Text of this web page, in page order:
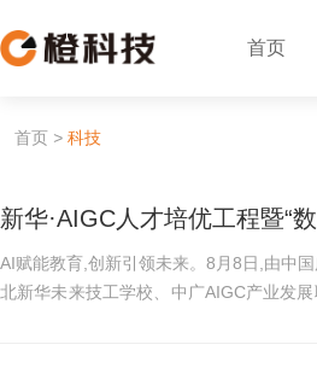
首页
首页 > 科技
新华·AIGC人才培优工程暨“
AI赋能教育,创新引领未来。8月8日,由中
北新华未来技工学校、中广AIGC产业发